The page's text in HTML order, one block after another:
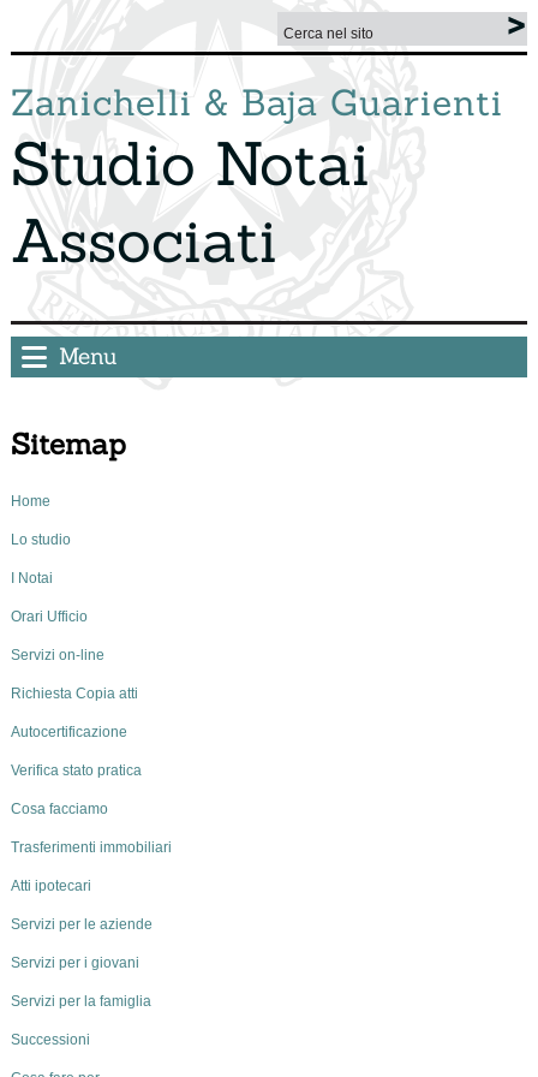
Zanichelli & Baja Guarienti
Studio Notai
Associati
Menu
Sitemap
Home
Lo studio
I Notai
Orari Ufficio
Servizi on-line
Richiesta Copia atti
Autocertificazione
Verifica stato pratica
Cosa facciamo
Trasferimenti immobiliari
Atti ipotecari
Servizi per le aziende
Servizi per i giovani
Servizi per la famiglia
Successioni